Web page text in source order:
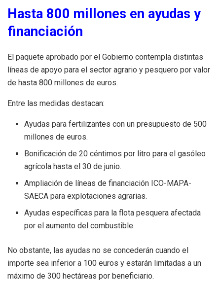
Hasta 800 millones en ayudas y
financiación
El paquete aprobado por el Gobierno contempla distintas
líneas de apoyo para el sector agrario y pesquero por valor
de hasta 800 millones de euros.
Entre las medidas destacan:
Ayudas para fertilizantes con un presupuesto de 500
millones de euros.
Bonificación de 20 céntimos por litro para el gasóleo
agrícola hasta el 30 de junio.
Ampliación de líneas de financiación ICO-MAPA-
SAECA para explotaciones agrarias.
Ayudas específicas para la flota pesquera afectada
por el aumento del combustible.
No obstante, las ayudas no se concederán cuando el
importe sea inferior a 100 euros y estarán limitadas a un
máximo de 300 hectáreas por beneficiario.